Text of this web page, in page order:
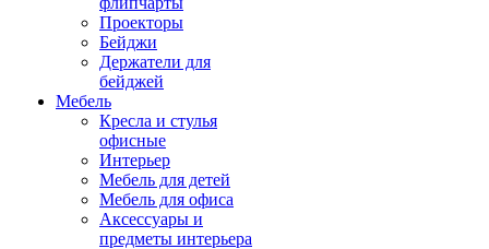
Проекторы
Бейджи
Держатели для
бейджей
Мебель
Кресла и стулья
офисные
Интерьер
Мебель для детей
Мебель для офиса
Аксессуары и
предметы интерьера